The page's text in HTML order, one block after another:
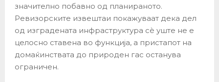
значително побавно од планираното.
Ревизорските извештаи покажуваат дека дел
од изградената инфраструктура сè уште не е
целосно ставена во функција, а пристапот на
домаќинствата до природен гас останува
ограничен.